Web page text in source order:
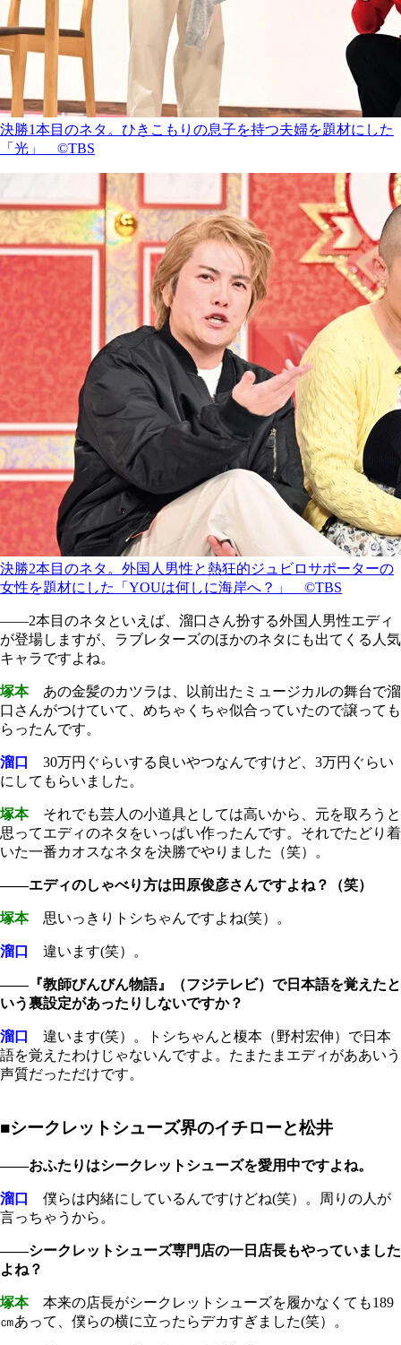
決勝1本目のネタ。ひきこもりの息子を持つ夫婦を題材にした
「光」 ©TBS
決勝2本目のネタ。外国人男性と熱狂的ジュビロサポーターの
女性を題材にした「YOUは何しに海岸へ？」 ©TBS
――2本目のネタといえば、溜口さん扮する外国人男性エディ
が登場しますが、ラブレターズのほかのネタにも出てくる人気
キャラですよね。
塚本あの金髪のカツラは、以前出たミュージカルの舞台で溜
口さんがつけていて、めちゃくちゃ似合っていたので譲っても
らったんです。
溜口
30万円ぐらいする良いやつなんですけど、3万円ぐらい
にしてもらいました。
塚本それでも芸人の小道具としては高いから、元を取ろうと
思ってエディのネタをいっぱい作ったんです。それでたどり着
いた一番カオスなネタを決勝でやりました（笑）。
――エディのしゃべり方は田原俊彦さんですよね？（笑）
塚本思いっきりトシちゃんですよね(笑）。
溜口 違います(笑）。
――『教師びんびん物語』（フジテレビ）で日本語を覚えたと
いう裏設定があったりしないですか？
溜口
違います(笑）。トシちゃんと榎本（野村宏伸）で日本
語を覚えたわけじゃないんですよ。たまたまエディがああいう
声質だっただけです。
■シークレットシューズ界のイチローと松井
――おふたりはシークレットシューズを愛用中ですよね。
溜口
僕らは内緒にしているんですけどね(笑）。周りの人が
言っちゃうから。
――シークレットシューズ専門店の一日店長もやっていました
よね？
塚本本来の店長がシークレットシューズを履かなくても189
㎝あって、僕らの横に立ったらデカすぎました(笑）。